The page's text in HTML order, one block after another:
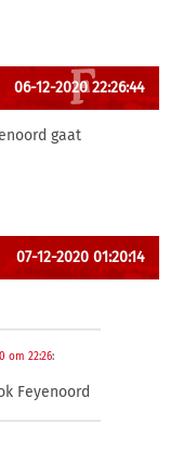
06-12-2020 22:26:44
gaat
07-12-2020 01:20:14
om 22:26:
Feyenoord